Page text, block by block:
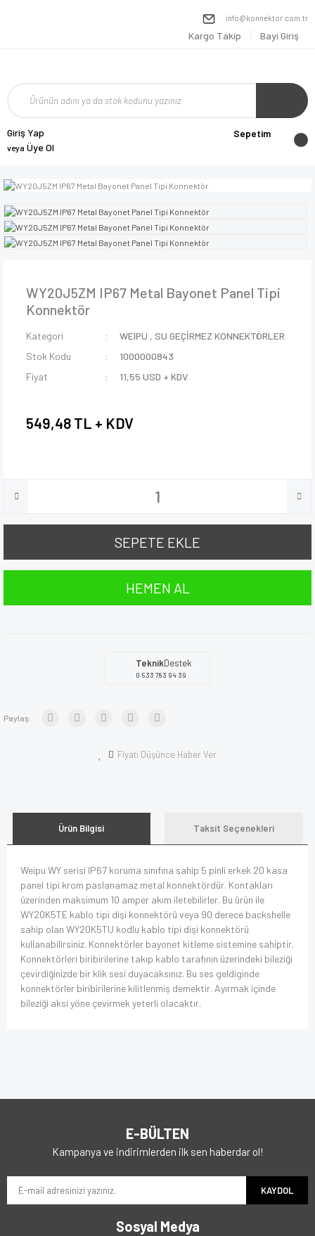
info@konnektor.com.tr
Kargo Takip Bayi Giriş
Giriş Yap
veya Üye Ol
Sepetim
WY20J5ZM IP67 Metal Bayonet Panel Tipi
Konnektör
Kategori WEIPU ,SU GEÇİRMEZ KONNEKTÖRLER
Stok Kodu
1000000843
Fiyat
11,55 USD + KDV
549,48 TL + KDV
SEPETE EKLE
HEMEN AL
TeknikDestek
0 533 783 94 39
Paylaş:
Fiyatı Düşünce Haber Ver
Ürün Bilgisi Taksit Seçenekleri
Weipu WY serisi IP67 koruma sınıfına sahip 5 pinli erkek 20 kasa
panel tipi krom paslanamaz metal konnektördür. Kontakları
üzerinden maksimum 10 amper akım iletebilirler. Bu ürün ile
WY20K5TE kablo tipi dişi konnektörü veya 90 derece backshelle
sahip olan WY20K5TU kodlu kablo tipi dişi konnektörü
kullanabilirsiniz. Konnektörler bayonet kitleme sistemine sahiptir.
Konnektörleri biribirilerine takıp kablo tarafının üzerindeki bileziği
çevirdiğinizde bir klik sesi duyacaksınız. Bu ses geldiginde
konnektörler biribirilerine kilitlenmiş demektir. Ayırmak içinde
bileziği aksi yöne çevirmek yeterli olacaktır.
E-BÜLTEN
Kampanya ve indirimlerden ilk sen haberdar ol!
KAYDOL
Sosyal Medya